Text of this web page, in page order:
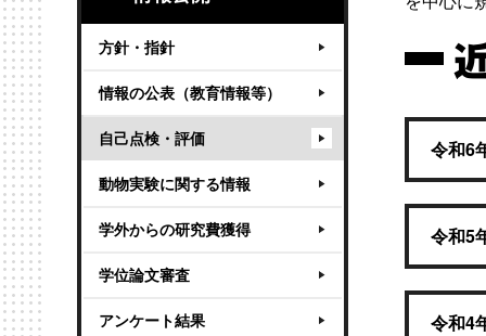
方針・指針
情報の公表（教育情報等）
自己点検・評価
動物実験に関する情報
学外からの研究費獲得
学位論文審査
アンケート結果
令和6
令和5
令和4